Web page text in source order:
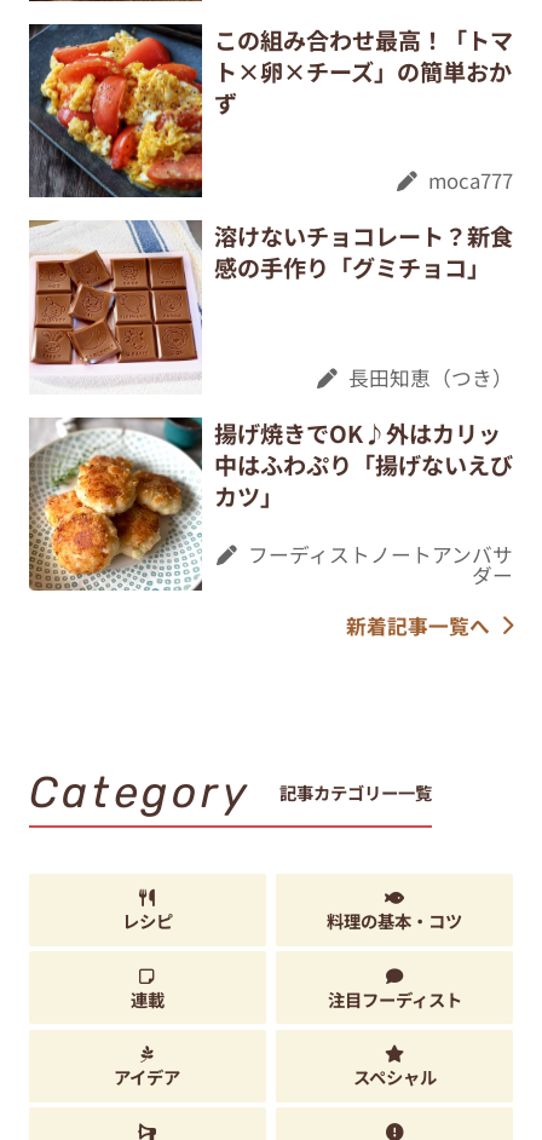
この組み合わせ最高！「トマ
ト×卵×チーズ」の簡単おか
ず
moca777
溶けないチョコレート？新食
感の手作り「グミチョコ」
長田知恵（つき）
揚げ焼きでOK♪外はカリッ
中はふわぷり「揚げないえび
カツ」
フーディストノートアンバサ
ダー
新着記事一覧へ
Category 記事カテゴリー一覧
レシピ 料理の基本・コツ
連載 注目フーディスト
アイデア スペシャル